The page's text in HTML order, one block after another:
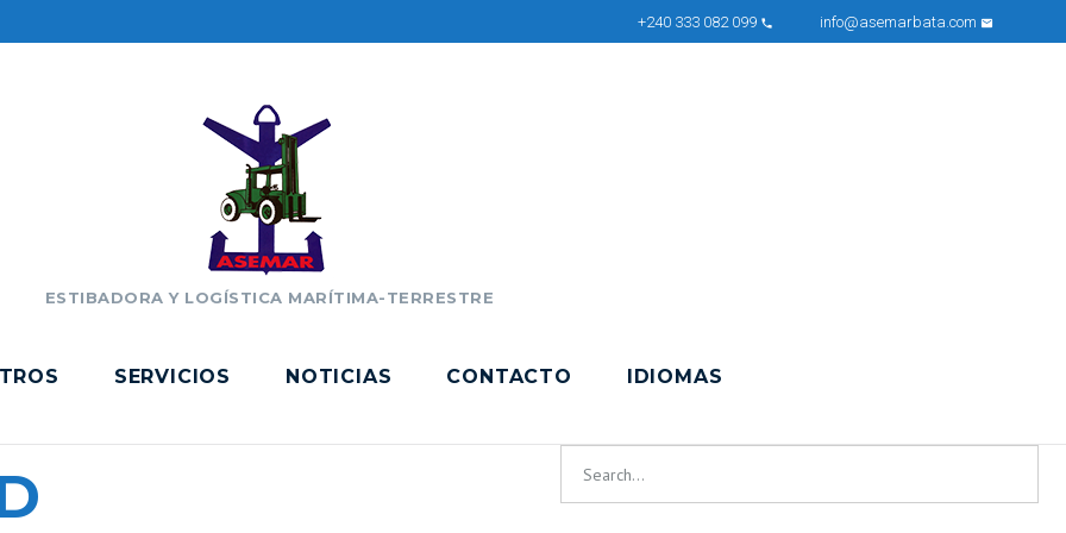
+240 333 082 099 phone_on info@asemarbata.com mail_on
ESTIBADORA Y LOGÍSTICA MARÍTIMA-TERRESTRE
SERVICIOS NOTICIAS CONTACTO IDIOMAS
for: